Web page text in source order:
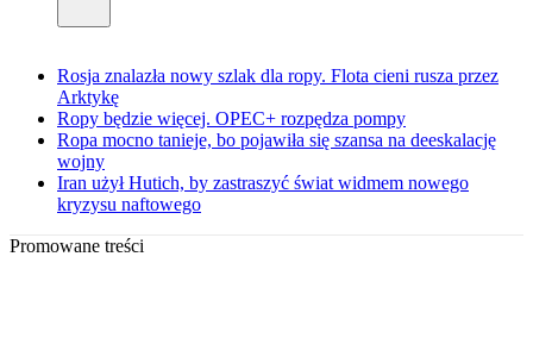
Rosja znalazła nowy szlak dla ropy. Flota cieni rusza przez
Arktykę
Ropy będzie więcej. OPEC+ rozpędza pompy
Ropa mocno tanieje, bo pojawiła się szansa na deeskalację
wojny
Iran użył Hutich, by zastraszyć świat widmem nowego
kryzysu naftowego
Promowane treści